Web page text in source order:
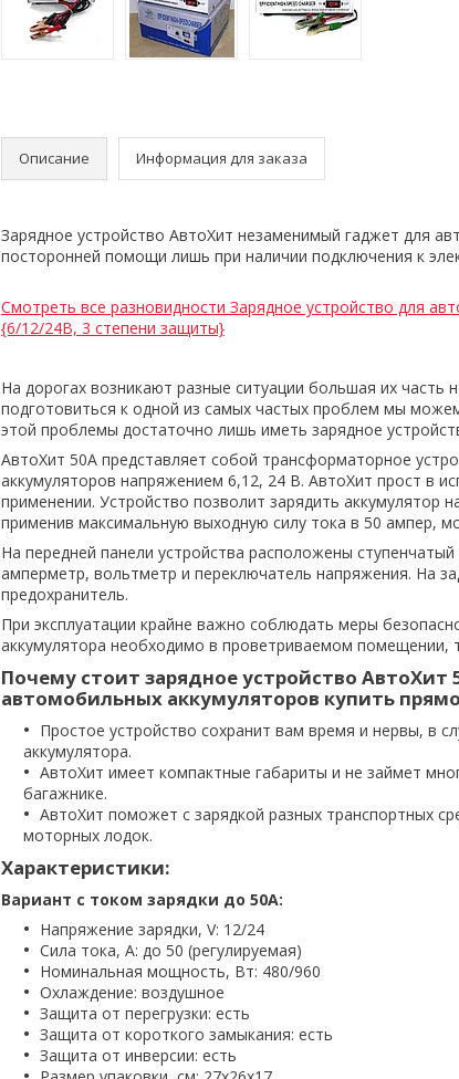
Описание Информация для заказа
Зарядное устройство АвтоХит незаменимый гаджет для
посторонней помощи лишь при наличии подключения к
Смотреть все разновидности Зарядное устройство для
{6/12/24В, 3 степени защиты}
На дорогах возникают разные ситуации большая их часть
подготовиться к одной из самых частых проблем мы
этой проблемы достаточно лишь иметь зарядное
АвтоХит 50А представляет собой трансформаторное
аккумуляторов напряжением 6,12, 24 В. АвтоХит прост в
применении. Устройство позволит зарядить аккумулятор
применив максимальную выходную силу тока в 50 ампер,
На передней панели устройства расположены ступенчатый
амперметр, вольтметр и переключатель напряжения. На
предохранитель.
При эксплуатации крайне важно соблюдать меры
аккумулятора необходимо в проветриваемом помещении,
Почему стоит зарядное устройство АвтоХит
автомобильных аккумуляторов купить
Простое устройство сохранит вам время и нервы, в
аккумулятора.
АвтоХит имеет компактные габариты и не займет
багажнике.
АвтоХит поможет с зарядкой разных транспортных
моторных лодок.
Характеристики:
Вариант с током зарядки до 50А:
Напряжение зарядки, V: 12/24
Сила тока, А: до 50 (регулируемая)
Номинальная мощность, Вт: 480/960
Охлаждение: воздушное
Защита от перегрузки: есть
Защита от короткого замыкания: есть
Защита от инверсии: есть